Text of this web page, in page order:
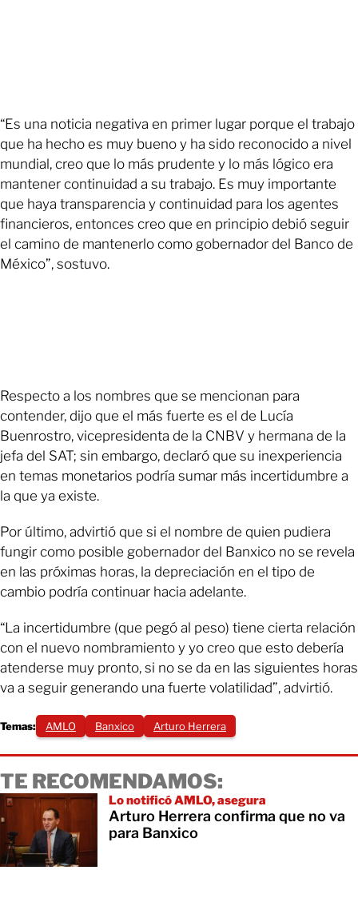
“Es una noticia negativa en primer lugar porque el trabajo
que ha hecho es muy bueno y ha sido reconocido a nivel
mundial, creo que lo más prudente y lo más lógico era
mantener continuidad a su trabajo. Es muy importante
que haya transparencia y continuidad para los agentes
financieros, entonces creo que en principio debió seguir
el camino de mantenerlo como gobernador del Banco de
México”, sostuvo.
Respecto a los nombres que se mencionan para
contender, dijo que el más fuerte es el de Lucía
Buenrostro, vicepresidenta de la CNBV y hermana de la
jefa del SAT; sin embargo, declaró que su inexperiencia
en temas monetarios podría sumar más incertidumbre a
la que ya existe.
Por último, advirtió que si el nombre de quien pudiera
fungir como posible gobernador del Banxico no se revela
en las próximas horas, la depreciación en el tipo de
cambio podría continuar hacia adelante.
“La incertidumbre (que pegó al peso) tiene cierta relación
con el nuevo nombramiento y yo creo que esto debería
atenderse muy pronto, si no se da en las siguientes horas
va a seguir generando una fuerte volatilidad”, advirtió.
Temas: AMLO Banxico Arturo Herrera
TE RECOMENDAMOS:
Lo notificó AMLO, asegura
Arturo Herrera confirma que no va
para Banxico